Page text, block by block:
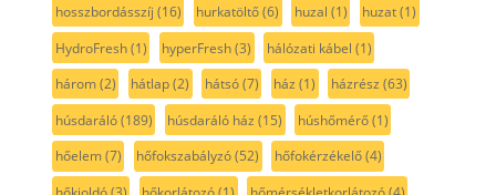
hosszbordásszíj (16) hurkatöltő(6) huzal (1) huzat(1)
HydroFresh(1) hyperFresh(3) hálózati kábel (1)
három(2) hátlap(2) hátsó(7) ház (1) házrész (63)
húsdaráló(189) húsdaráló ház (15) húshőmérő(1)
hőelem(7) hőfokszabályzó(52) hőfokérzékelő(4)